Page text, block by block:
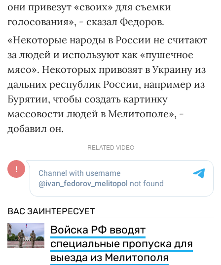
они привезут «своих» для съемки
голосования», - сказал Федоров.
«Некоторые народы в России не считают
за людей и используют как «пушечное
мясо». Некоторых привозят в Украину из
дальних республик России, например из
Бурятии, чтобы создать картинку
массовости людей в Мелитополе», -
добавил он.
RELATED VIDEO
ВАС ЗАИНТЕРЕСУЕТ
Войска РФ вводят
специальные пропуска для
выезда из Мелитополя